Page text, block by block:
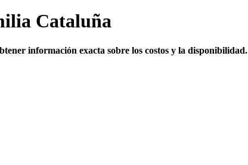
Cataluña
información exacta sobre los costos y la disponibilidad.